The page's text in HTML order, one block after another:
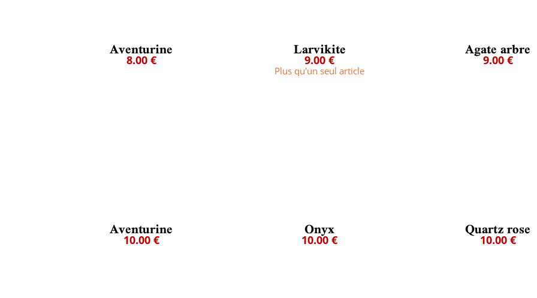
Aventurine
8.00 € Larvikite
9.00 €
Plus qu'un seul article
Agate arbre
9.00 €
Aventurine
10.00 € Onyx
10.00 € Quartz rose
10.00 €